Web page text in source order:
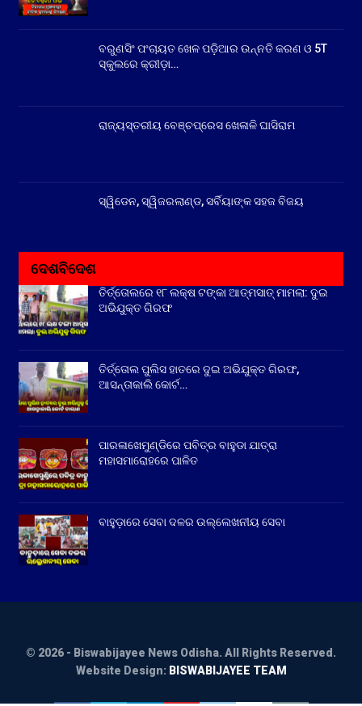
ବରୁଣସିଂ ପଂଚାୟତ ଖେଳ ପଡ଼ିଆର ଉନ୍ନତି କରଣ ଓ 5T
ସ୍କୁଲରେ କ୍ରୀଡ଼ା…
ରାଜ୍ୟସ୍ତରୀୟ ବେଞ୍ଚପ୍ରେସ ଖେଳାଳି ଘାସିରାମ
ସ୍ୱିଡେନ, ସ୍ୱିଜରଲାଣ୍ଡ, ସର୍ବିୟାଙ୍କ ସହଜ ବିଜୟ
ଦେଶବିଦେଶ
ତିର୍ତ୍ତୋଲରେ ୧୮ ଲକ୍ଷ ଟଙ୍କା ଆତ୍ମସାତ୍ ମାମଲା: ଦୁଇ
ଅଭିଯୁକ୍ତ ଗିରଫ
ତିର୍ତ୍ତୋଲ ପୁଲିସ ହାତରେ ଦୁଇ ଅଭିଯୁକ୍ତ ଗିରଫ,
ଆସନ୍ତାକାଲି କୋର୍ଟ…
ପାରଳାଖେମୁଣ୍ଡିରେ ପବିତ୍ର ବାହୁଡା ଯାତ୍ରା
ମହାସମାରୋହରେ ପାଳିତ
ବାହୁଡ଼ାରେ ସେବା ଦଳର ଉଲ୍ଲେଖନୀୟ ସେବା
© 2026 - Biswabijayee News Odisha. All Rights Reserved.
Website Design: BISWABIJAYEE TEAM